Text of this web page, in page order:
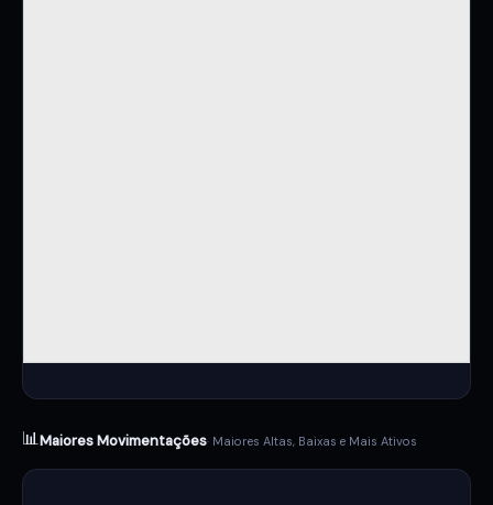
📊Maiores Movimentações· Maiores Altas, Baixas e Mais Ativos